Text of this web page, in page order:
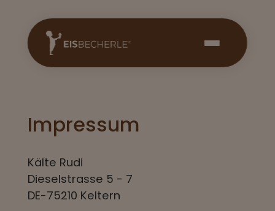
Impressum
Kälte Rudi
Dieselstrasse 5 - 7
DE-75210 Keltern